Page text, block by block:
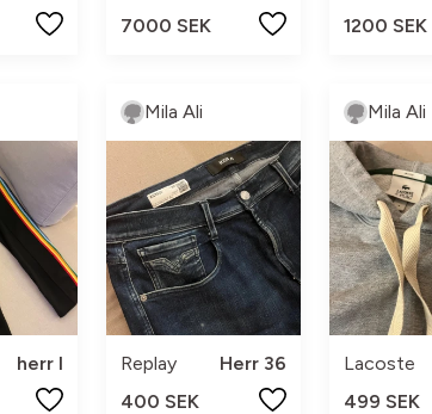
7000 SEK
1200 SEK
herr l
Mila Ali
Replay
Herr 36
400 SEK
Mila Ali
Lacoste
499 SEK